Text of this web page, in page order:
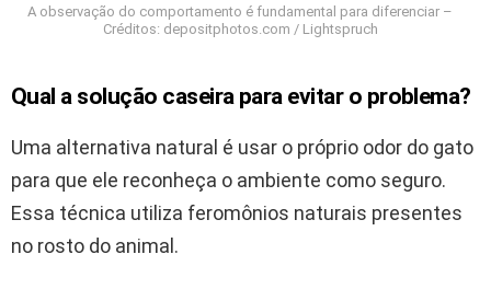
A observação do comportamento é fundamental para diferenciar –
Créditos: depositphotos.com / Lightspruch
Qual a solução caseira para evitar o problema?
Uma alternativa natural é usar o próprio odor do gato
para que ele reconheça o ambiente como seguro.
Essa técnica utiliza feromônios naturais presentes
no rosto do animal.